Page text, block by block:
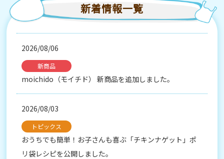
新着情報一覧
2026/08/06
新商品
moichido（モイチド） 新商品を追加しました。
2026/08/03
トピックス
おうちでも簡単！お子さんも喜ぶ「チキンナゲット」ポ
リ袋レシピを公開しました。